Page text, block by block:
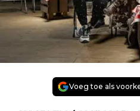
Voeg toe als